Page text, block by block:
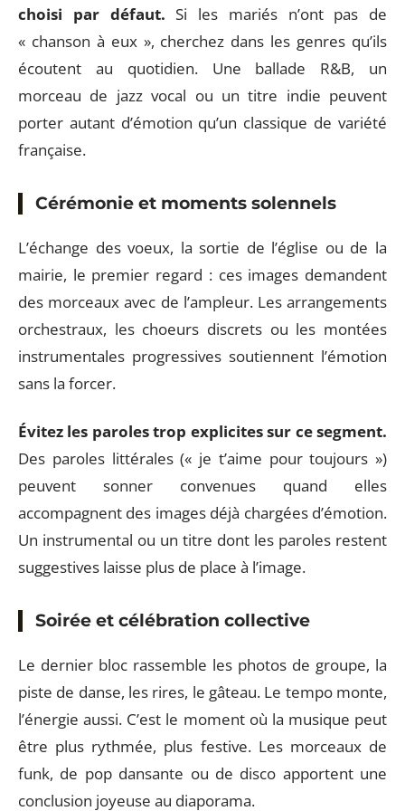
choisi par défaut. Si les mariés n’ont pas de
« chanson à eux », cherchez dans les genres qu’ils
écoutent au quotidien. Une ballade R&B, un
morceau de jazz vocal ou un titre indie peuvent
porter autant d’émotion qu’un classique de variété
française.
Cérémonie et moments solennels
L’échange des voeux, la sortie de l’église ou de la
mairie, le premier regard : ces images demandent
des morceaux avec de l’ampleur. Les arrangements
orchestraux, les choeurs discrets ou les montées
instrumentales progressives soutiennent l’émotion
sans la forcer.
Évitez les paroles trop explicites sur ce segment.
Des paroles littérales (« je t’aime pour toujours »)
peuvent sonner convenues quand elles
accompagnent des images déjà chargées d’émotion.
Un instrumental ou un titre dont les paroles restent
suggestives laisse plus de place à l’image.
Soirée et célébration collective
Le dernier bloc rassemble les photos de groupe, la
piste de danse, les rires, le gâteau. Le tempo monte,
l’énergie aussi. C’est le moment où la musique peut
être plus rythmée, plus festive. Les morceaux de
funk, de pop dansante ou de disco apportent une
conclusion joyeuse au diaporama.